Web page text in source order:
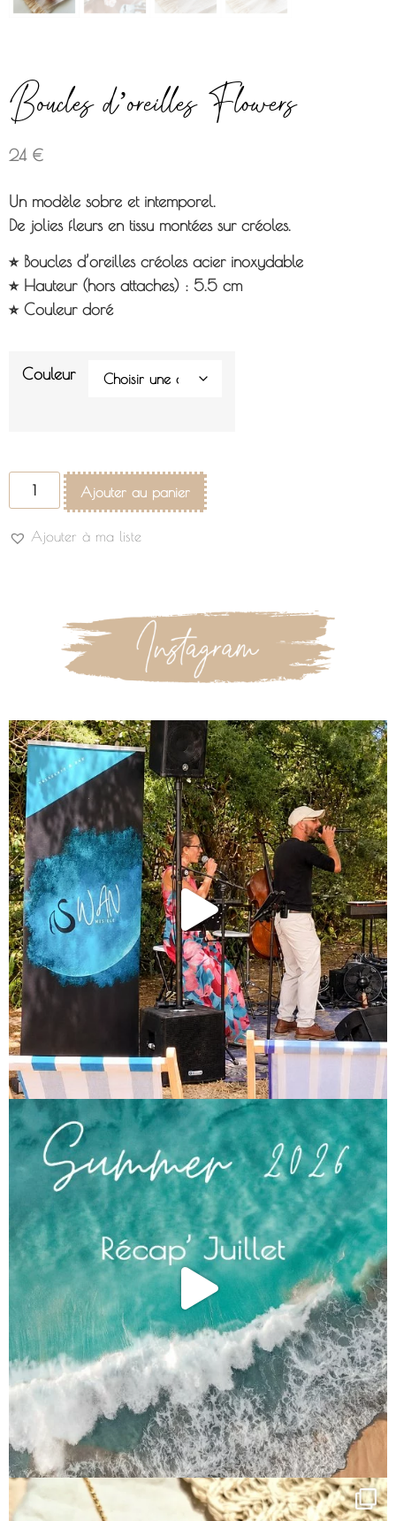
Boucles d’oreilles Flowers
24 €
Un modèle sobre et intemporel.
De jolies fleurs en tissu montées sur créoles.
⭐︎ Boucles d’oreilles créoles acier inoxydable
⭐︎ Hauteur (hors attaches) : 5.5 cm
⭐︎ Couleur doré
Couleur
Ajouter au panier
Ajouter à ma liste